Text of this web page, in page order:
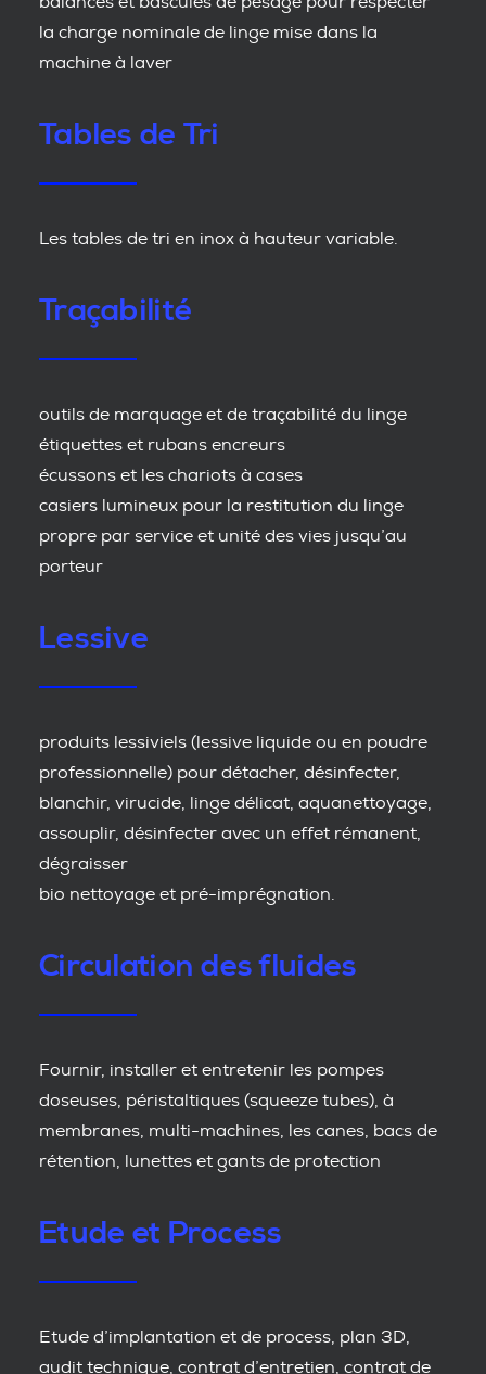
la charge nominale de linge mise dans la
machine à laver
Tables de Tri
Les tables de tri en inox à hauteur variable.
Traçabilité
outils de marquage et de traçabilité du linge
étiquettes et rubans encreurs
écussons et les chariots à cases
casiers lumineux pour la restitution du linge
propre par service et unité des vies jusqu’au
porteur
Lessive
produits lessiviels (lessive liquide ou en poudre
professionnelle) pour détacher, désinfecter,
blanchir, virucide, linge délicat, aquanettoyage,
assouplir, désinfecter avec un effet rémanent,
dégraisser
bio nettoyage et pré-imprégnation.
Circulation des fluides
Fournir, installer et entretenir les pompes
doseuses, péristaltiques (squeeze tubes), à
membranes, multi-machines, les canes, bacs de
rétention, lunettes et gants de protection
Etude et Process
Etude d’implantation et de process, plan 3D,
audit technique, contrat d’entretien, contrat de